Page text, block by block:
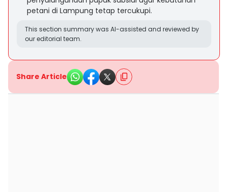
petani di Lampung tetap tercukupi.
This section summary was AI-assisted and reviewed by
our editorial team.
Share Article